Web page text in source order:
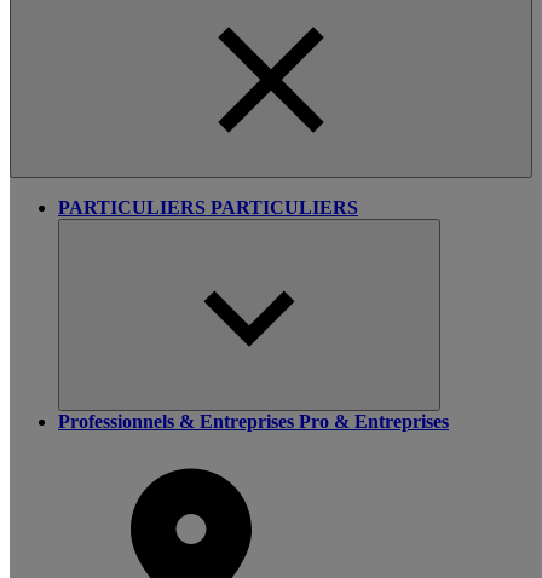
PARTICULIERS PARTICULIERS
Professionnels & Entreprises Pro & Entreprises